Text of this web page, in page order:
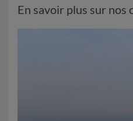
En savoir plus sur nos